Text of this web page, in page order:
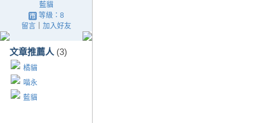
藍貓
等級：8
留言｜ 加入好友
文章推薦人 (3)
橘貓
喵永
藍貓